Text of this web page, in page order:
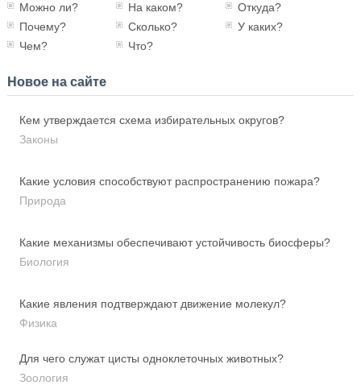
Можно ли?
На каком?
Откуда?
Почему?
Сколько?
У каких?
Чем?
Что?
Новое на сайте
Кем утверждается схема избирательных округов?
Законы
Какие условия способствуют распространению пожара?
Природа
Какие механизмы обеспечивают устойчивость биосферы?
Биология
Какие явления подтверждают движение молекул?
Физика
Для чего служат цисты одноклеточных животных?
Зоология